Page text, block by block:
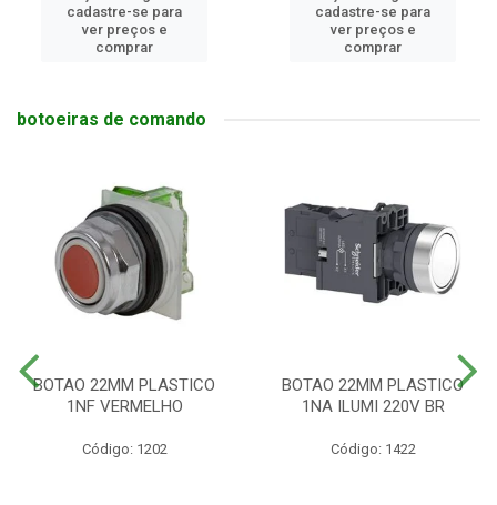
cadastre-se para
ver preços e
comprar
cadastre-se para
ver preços e
comprar
botoeiras de comando
BOTAO 22MM PLASTICO
1NF VERMELHO
Código: 1202
BOTAO 22MM PLASTICO
1NA ILUMI 220V BR
Código: 1422